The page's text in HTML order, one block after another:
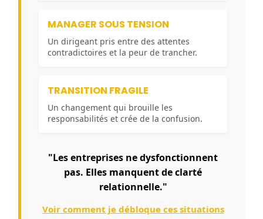
MANAGER SOUS TENSION
Un dirigeant pris entre des attentes
contradictoires et la peur de trancher.
TRANSITION FRAGILE
Un changement qui brouille les
responsabilités et crée de la confusion.
"Les entreprises ne dysfonctionnent
pas. Elles manquent de clarté
relationnelle."
Voir comment je débloque ces situations